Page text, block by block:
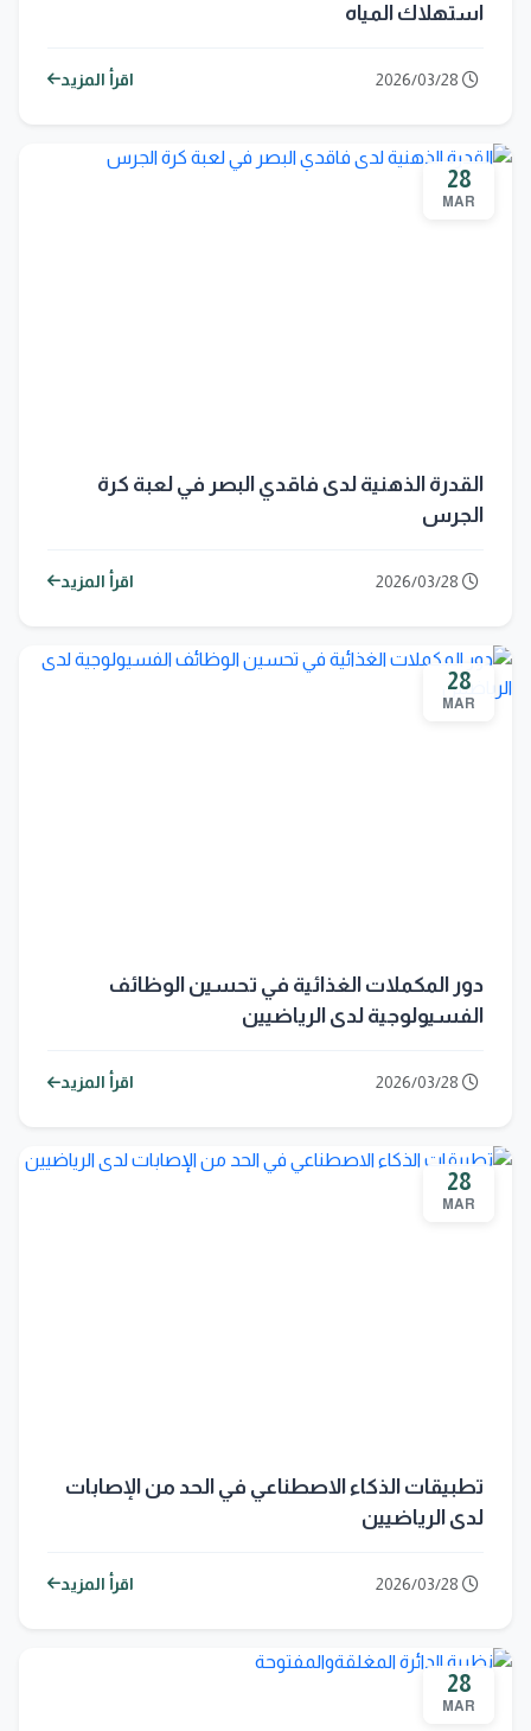
استهلاك المياه
اقرأ المزيد
28
MAR
القدرة الذهنية لدى فاقدي البصر في لعبة كرة
الجرس
اقرأ المزيد
28
MAR
دور المكملات الغذائية في تحسين الوظائف
الفسيولوجية لدى الرياضيين
اقرأ المزيد
28
MAR
تطبيقات الذكاء الاصطناعي في الحد من الإصابات
لدى الرياضيين
اقرأ المزيد
28
MAR